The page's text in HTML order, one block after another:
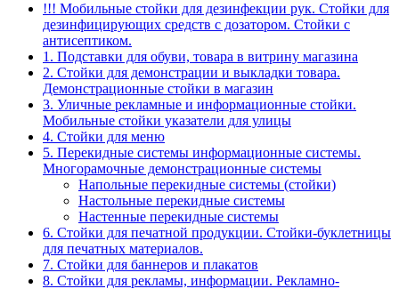
!!! Мобильные стойки для дезинфекции рук. Стойки для
дезинфицирующих средств с дозатором. Стойки с
антисептиком.
1. Подставки для обуви, товара в витрину магазина
2. Стойки для демонстрации и выкладки товара.
Демонстрационные стойки в магазин
3. Уличные рекламные и информационные стойки.
Мобильные стойки указатели для улицы
4. Стойки для меню
5. Перекидные системы информационные системы.
Многорамочные демонстрационные системы
Напольные перекидные системы (стойки)
Настольные перекидные системы
Настенные перекидные системы
6. Стойки для печатной продукции. Стойки-буклетницы
для печатных материалов.
7. Стойки для баннеров и плакатов
8. Стойки для рекламы, информации. Рекламно-